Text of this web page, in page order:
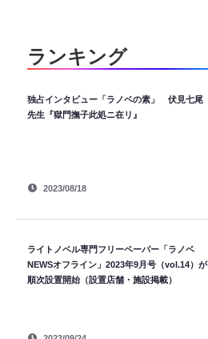
ランキング
独占インタビュー「ラノベの素」 伏見七尾
先生『獄門撫子此処ニ在リ』
2023/08/18
ライトノベル専門フリーペーパー「ラノベ
NEWSオフライン」2023年9月号（vol.14）が
順次設置開始（設置店舗・施設掲載）